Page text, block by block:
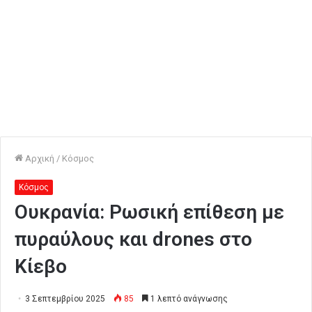
Αρχική / Κόσμος
Κόσμος
Ουκρανία: Ρωσική επίθεση με
πυραύλους και drones στο
Κίεβο
3 Σεπτεμβρίου 2025 85 1 λεπτό ανάγνωσης